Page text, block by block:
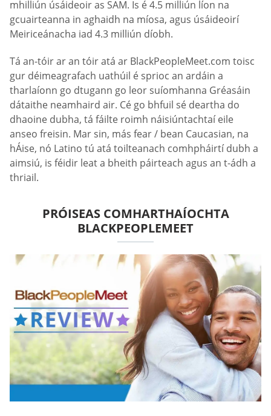
mhilliún úsáideoir as SAM. Is é 4.5 milliún líon na
gcuairteanna in aghaidh na míosa, agus úsáideoirí
Meiriceánacha iad 4.3 milliún díobh.
Tá an-tóir ar an tóir atá ar BlackPeopleMeet.com toisc
gur déimeagrafach uathúil é sprioc an ardáin a
tharlaíonn go dtugann go leor suíomhanna Gréasáin
dátaithe neamhaird air. Cé go bhfuil sé deartha do
dhaoine dubha, tá fáilte roimh náisiúntachtaí eile
anseo freisin. Mar sin, más fear / bean Caucasian, na
hÁise, nó Latino tú atá toilteanach comhpháirtí dubh a
aimsiú, is féidir leat a bheith páirteach agus an t-ádh a
thriail.
PRÓISEAS COMHARTHAÍOCHTA
BLACKPEOPLEMEET